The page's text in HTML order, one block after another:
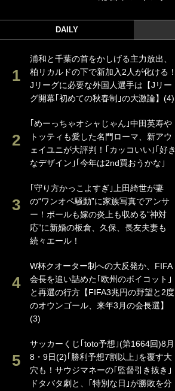
DAILY
浦和と千葉の首をかしげる主力放出、
柏リカルドの下で新加入2人が化ける！
Jリーグに必要な外国人選手は【Jリー
グ開幕｢初めての秋春制｣の大激論】(4)
｢めーっちゃオシャじゃん｣中田英寿や
トッティも愛した名門ローマ、新アウ
ェイユニが大評判！｢カッコいい｣｢好き
なデザイン｣｢今年は2nd買おうかな｣
｢守り方かっこよすぎ｣上田綺世が妻
の“ワンオペ騒動”に家族写真でアンサ
ー！ボールも嫁の炎上も収める“神対
応”に新婚の板倉、久保、長友夫妻も
続々エール！
W杯クオーター制への大反発か、FIFA
会長を追い詰めた｢欧州のボイコット｣
と再選の行方【FIFA3兆円の野望と2度
のオウンゴール、来年3月の会長選】
(3)
サッカーくじ｢toto予想｣(第1664回)8月
8・9日(2)｢勝利予想7割以上｣を覆す大
穴も！サウジマネーの｢監督引き抜き｣
ドタバタ劇と、｢特別な日｣が勝敗を分